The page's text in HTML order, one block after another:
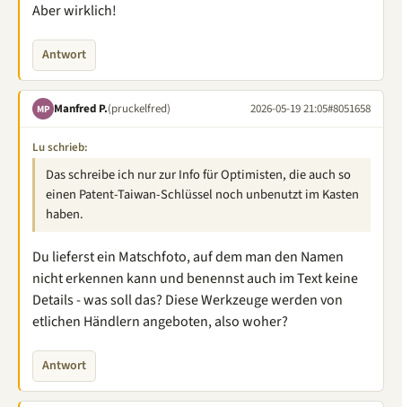
Aber wirklich!
Antwort
MP Manfred P.(pruckelfred) 2026-05-19 21:05#8051658
Lu schrieb:
Das schreibe ich nur zur Info für Optimisten, die auch so
einen Patent-Taiwan-Schlüssel noch unbenutzt im Kasten
haben.
Du lieferst ein Matschfoto, auf dem man den Namen
nicht erkennen kann und benennst auch im Text keine
Details - was soll das? Diese Werkzeuge werden von
etlichen Händlern angeboten, also woher?
Antwort